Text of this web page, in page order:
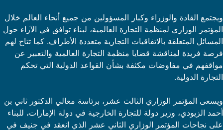
ويجتمع القادة والوزراء وكبار المسؤولين من جميع أنحاء العالم خلال
المؤتمر الوزاري لمنظمة التجارة العالمية، لبناء توافق في الآراء حول
المسائل المتعلقة بالاتفاقيات التجارية متعددة الأطراف. كما تتاح لهم
فرصة فريدة لمناقشة قضايا منظمة التجارة العالمية والتعبير عن
مواقفهم في مفاوضات مكثفة بشأن القواعد الدولية التي تحكم
التجارة الدولية.
ويسعى المؤتمر الوزاري الثالث عشر، برئاسة معالي الدكتور ثاني بن
أحمد الزيودي، وزير دولة للتجارة الخارجية في دولة الإمارات، للبناء
على نجاحات المؤتمر الوزاري الثاني عشر الذي انعقد في جنيف في